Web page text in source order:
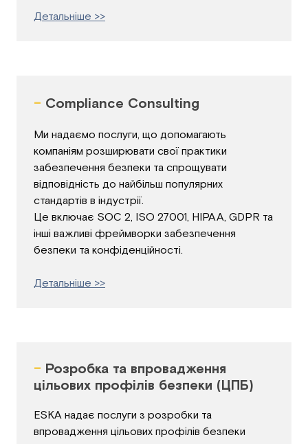
Детальніше >>
- Compliance Consulting
Ми надаємо послуги, що допомагають
компаніям розширювати свої практики
забезпечення безпеки та спрощувати
відповідність до найбільш популярних
стандартів в індустрії.
Це включає SOC 2, ISO 27001, HIPAA, GDPR та
інші важливі фреймворки забезпечення
безпеки та конфіденційності.
Детальніше >>
- Розробка та впровадження
цільових профілів безпеки (ЦПБ)
ESKA надає послуги з розробки та
впровадження цільових профілів безпеки